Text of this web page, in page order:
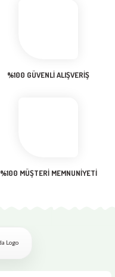
%100 GÜVENLİ ALIŞVERİŞ
%100 MÜŞTERİ MEMNUNİYETİ